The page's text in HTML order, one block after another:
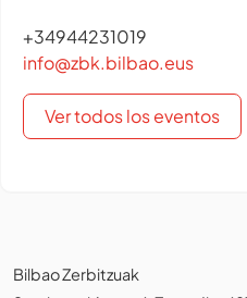
+34944231019
info@zbk.bilbao.eus
Ver todos los eventos
Bilbao Zerbitzuak